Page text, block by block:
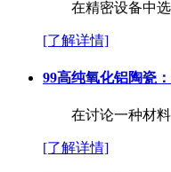
在精密设备中选
[了解详情]
99高纯氧化铝陶瓷
在讨论一种材料
[了解详情]